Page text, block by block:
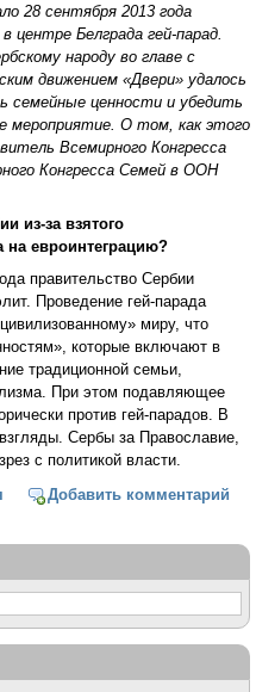
28 сентября 2013 года
центре Белграда гей-парад.
народу во главе с
движением «Двери» удалось
семейные ценности и убедить
мероприятие. О том, как этого
Всемирного Конгресса
Конгресса Семей в ООН
из-за взятого
на евроинтеграцию?
правительство Сербии
Проведение гей-парада
миру, что
которые включают в
традиционной семьи,
При этом подавляющее
против гей-парадов. В
Сербы за Православие,
с политикой власти.
О том, как в Белграде
Добавить комментарий